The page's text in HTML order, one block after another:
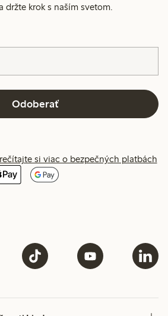
držte krok s naším svetom.
Odoberať
si viac o bezpečných platbách